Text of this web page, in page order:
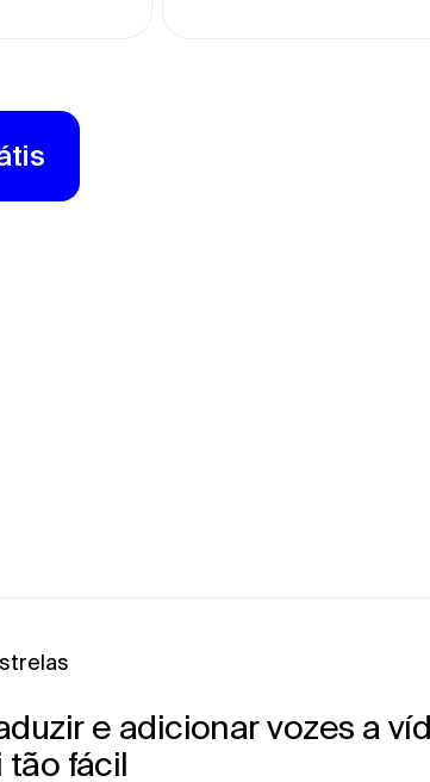
e adicionar vozes a
tão fácil